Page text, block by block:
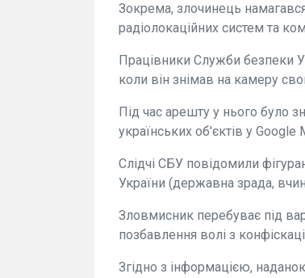
Зокрема, злочинець
радіолокаційних систем та
Працівники Служби безпеки
коли він знімав на камеру
Під час арешту у нього було
українських об'єктів у
Слідчі СБУ повідомили
України (державна зрада,
Зловмисник перебуває під
позбавлення волі з
Згідно з інформацією,